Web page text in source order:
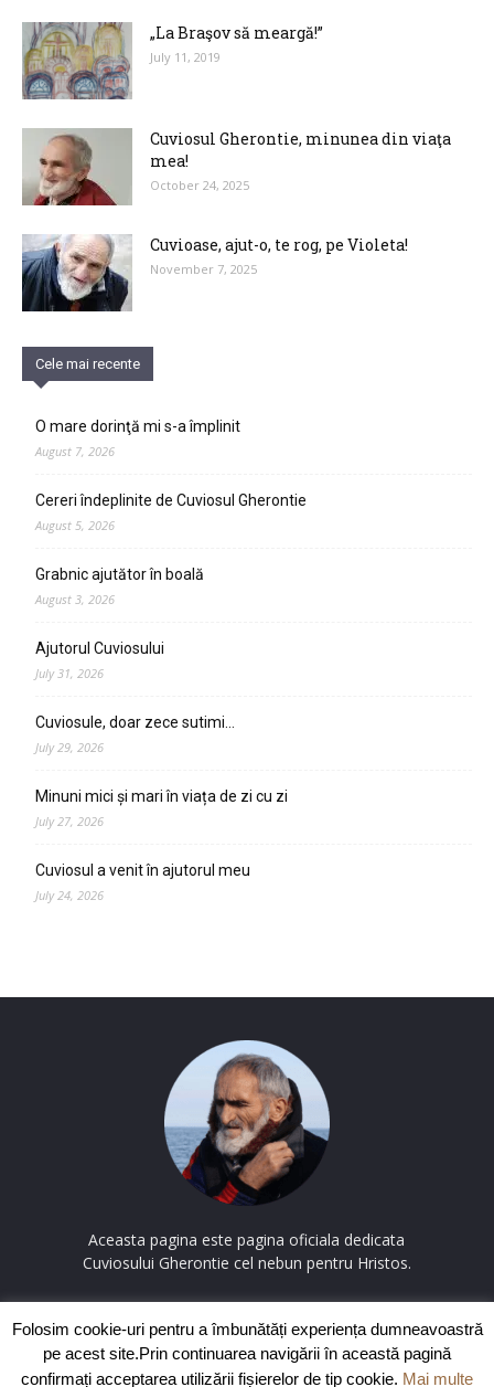
„La Braşov să meargă!”
July 11, 2019
Cuviosul Gherontie, minunea din viaţa
mea!
October 24, 2025
Cuvioase, ajut-o, te rog, pe Violeta!
November 7, 2025
Cele mai recente
O mare dorinţă mi s-a împlinit
August 7, 2026
Cereri îndeplinite de Cuviosul Gherontie
August 5, 2026
Grabnic ajutător în boală
August 3, 2026
Ajutorul Cuviosului
July 31, 2026
Cuviosule, doar zece sutimi…
July 29, 2026
Minuni mici și mari în viața de zi cu zi
July 27, 2026
Cuviosul a venit în ajutorul meu
July 24, 2026
Aceasta pagina este pagina oficiala dedicata
Cuviosului Gherontie cel nebun pentru Hristos.
Contactați-ne:contact@cuviosulgherontie.com
Folosim cookie-uri pentru a îmbunătăți experiența dumneavoastră
pe acest site.Prin continuarea navigării în această pagină
confirmați acceptarea utilizării fișierelor de tip cookie. Mai multe